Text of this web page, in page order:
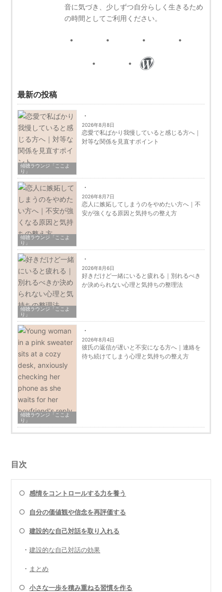
音に気づき、少しずつ自分らしく生きるため
の時間としてご利用ください。
最新の投稿
傾聴ラウンジ「ここよ
り」
2026年8月8日
恋愛で私ばかり我慢していると感じる方へ｜
対等な関係を見直すポイント
傾聴ラウンジ「ここよ
り」
2026年8月7日
恋人に嫉妬してしまうのをやめたい方へ｜不
安が強くなる原因と気持ちの整え方
傾聴ラウンジ「ここよ
り」
2026年8月6日
好きだけど一緒にいると疲れる｜別れるべき
か決められない心理と気持ちの整理法
傾聴ラウンジ「ここよ
り」
2026年8月4日
彼氏の返信が遅いと不安になる方へ｜連絡を
待ち続けてしまう心理と気持ちの整え方
目次
○感情をコントロールする力を養う
○ 自分の価値観や信念を再評価する
○建設的な自己対話を取り入れる
・建設的な自己対話の効果
・ まとめ
○小さな一歩を積み重ねる習慣を作る